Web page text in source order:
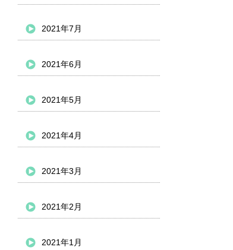
2021年7月
2021年6月
2021年5月
2021年4月
2021年3月
2021年2月
2021年1月